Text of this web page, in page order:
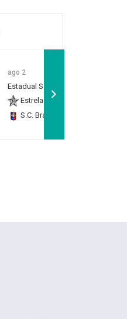
ago 2
Estadual Série B
Estrela do Norte F.C.
S.C. Brasil Capixaba